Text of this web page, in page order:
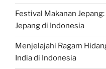
Festival Makanan
Jepang di Indonesia
Menjelajahi Ragam
India di Indonesia